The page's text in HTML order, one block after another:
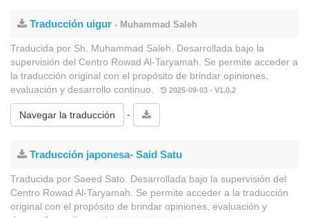
Traducción uigur - Muhammad Saleh
Traducida por Sh. Muhammad Saleh. Desarrollada bajo la
supervisión del Centro Rowad Al-Taryamah. Se permite acceder a
la traducción original con el propósito de brindar opiniones,
evaluación y desarrollo continuo.
2025-09-03 - V1.0.2
Navegar la traducción -
Traducción japonesa- Said Satu
Traducida por Saeed Sato. Desarrollada bajo la supervisión del
Centro Rowad Al-Taryamah. Se permite acceder a la traducción
original con el propósito de brindar opiniones, evaluación y